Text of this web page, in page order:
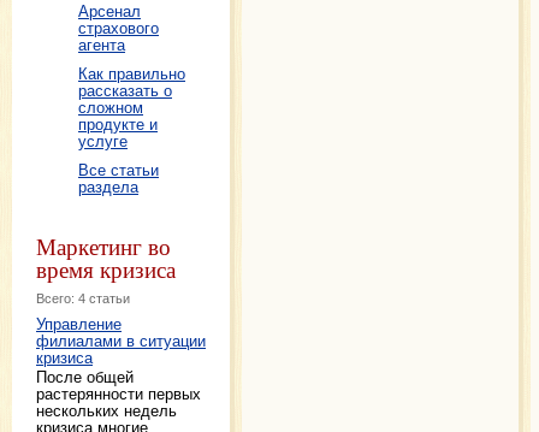
Арсенал
страхового
агента
Как правильно
рассказать о
сложном
продукте и
услуге
Все статьи
раздела
Маркетинг во
время кризиса
Всего: 4 статьи
Управление
филиалами в ситуации
кризиса
После общей
растерянности первых
нескольких недель
кризиса многие